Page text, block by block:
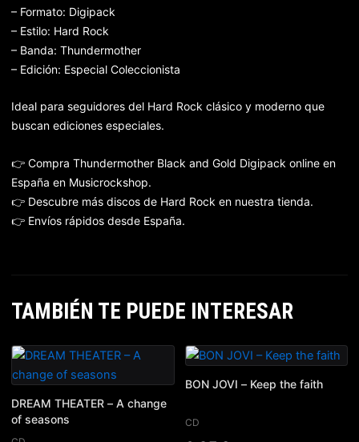
– Formato: Digipack
– Estilo: Hard Rock
– Banda: Thundermother
– Edición: Especial Coleccionista
Ideal para seguidores del Hard Rock clásico y moderno que
buscan ediciones especiales.
👉 Compra Thundermother Black and Gold Digipack online en
España en Musicrockshop.
👉 Descubre más discos de Hard Rock en nuestra tienda.
👉 Envíos rápidos desde España.
TAMBIÉN TE PUEDE INTERESAR
DREAM THEATER – A change
of seasons
BON JOVI – Keep the faith
CD